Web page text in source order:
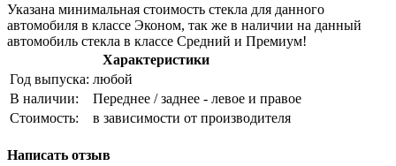
Указана минимальная стоимость стекла для данного
автомобиля в классе Эконом, так же в наличии на данный
автомобиль стекла в классе Средний и Премиум!
Характеристики
Год выпуска: любой
В наличии:
Переднее / заднее - левое и правое
Стоимость:
в зависимости от производителя
Написать отзыв